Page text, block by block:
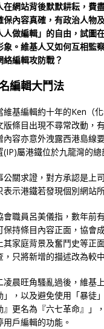
在網站背後默默耕耘，費
內容真確，有政治人物
人做編輯」的自由，試圖
象。維基人又如何互相監
編輯攻防戰？
編輯大鬥法
維基編輯約十年的Ken（
版條目出現不尋常改動，
內容亦意外洩露西港島線
(IP)屬港鐵位於九龍灣的
公關求證，對方承認是上
示港鐵若發現個別網站
會職員呂美儀指，數年前
保持條目內容正面，協會
其家庭背景及奮鬥史等正
只將新增的描述改為較
晨旺角騷亂過後，維基
」，以及避免使用「暴徒
』更名為『六七革命』」
戶編輯的功能。